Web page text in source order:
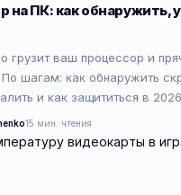
ПК: как обнаружить,
грузит ваш процессор и
шагам: как обнаружить
и как защититься в
15 мин. чтения